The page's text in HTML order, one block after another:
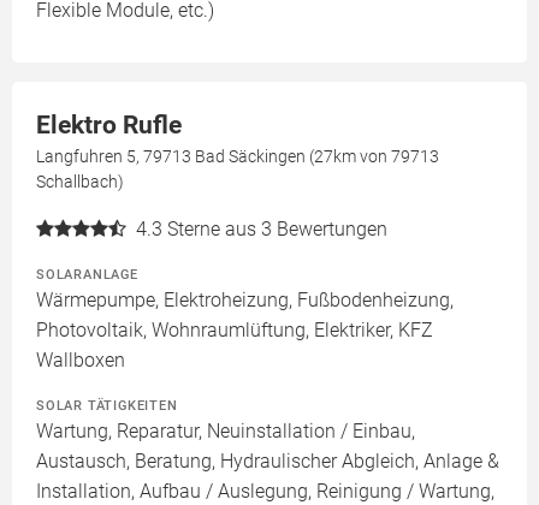
Flexible Module, etc.)
Elektro Rufle
Langfuhren 5, 79713 Bad Säckingen (27km von 79713
Schallbach)
4.3 Sterne aus 3 Bewertungen
SOLARANLAGE
Wärmepumpe, Elektroheizung, Fußbodenheizung,
Photovoltaik, Wohnraumlüftung, Elektriker, KFZ
Wallboxen
SOLAR TÄTIGKEITEN
Wartung, Reparatur, Neuinstallation / Einbau,
Austausch, Beratung, Hydraulischer Abgleich, Anlage &
Installation, Aufbau / Auslegung, Reinigung / Wartung,